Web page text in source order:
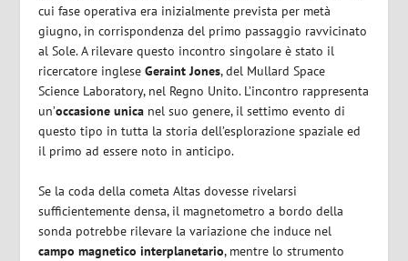
cui fase operativa era inizialmente prevista per metà
giugno, in corrispondenza del primo passaggio ravvicinato
al Sole. A rilevare questo incontro singolare è stato il
ricercatore ingleseGeraint Jones, del Mullard Space
Science Laboratory, nel Regno Unito. L’incontro rappresenta
un’occasione unica nel suo genere, il settimo evento di
questo tipo in tutta la storia dell’esplorazione spaziale ed
il primo ad essere noto in anticipo.
Se la coda della cometa Altas dovesse rivelarsi
sufficientemente densa, il magnetometro a bordo della
sonda potrebbe rilevare la variazione che induce nel
campo magnetico interplanetario, mentre lo strumento